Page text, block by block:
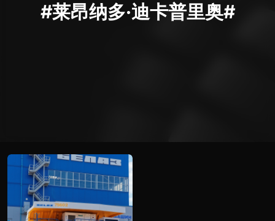
#莱昂纳多·迪卡普里奥#